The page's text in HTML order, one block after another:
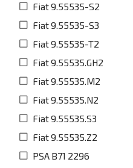
Fiat 9.55535-S2
Fiat 9.55535-S3
Fiat 9.55535-T2
Fiat 9.55535.GH2
Fiat 9.55535.M2
Fiat 9.55535.N2
Fiat 9.55535.S3
Fiat 9.55535.Z2
PSA B71 2296